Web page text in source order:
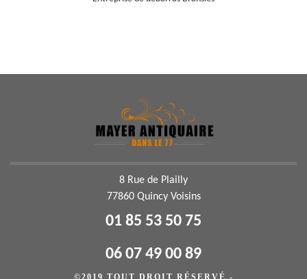
8 Rue de Plailly
77860 Quincy Voisins
01 85 53 50 75
06 07 49 00 89
©2019 TOUT DROIT RÉSERVÉ -